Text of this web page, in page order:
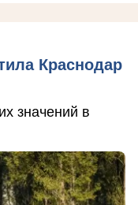
Краснодар
значений в